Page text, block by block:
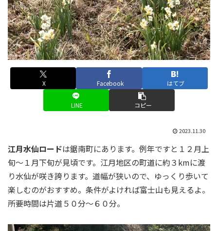
X Facebook はてブ
LINE コピー
2023.11.30
江月水仙ロードは鋸南町にあります。例年ですと１２月上
旬〜１月下旬が見頃です。江月地区の町道に約３kmに渡
り水仙が咲き誇ります。道幅が狭いので、ゆっくり歩いて
楽しむのがおすすめ。条件がよければ富士山も見えるよ。
所要時間は片道５０分〜６０分。